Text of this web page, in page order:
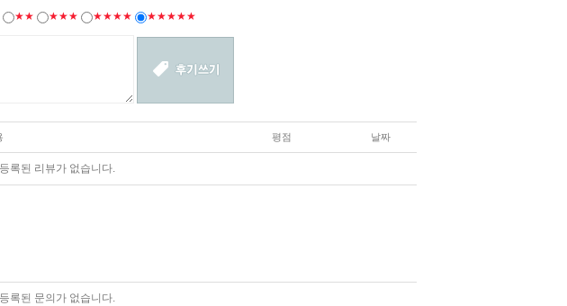
★★ ★★★ ★★★★ ★★★★★
평점 날짜
등록된 리뷰가 없습니다.
등록된 문의가 없습니다.